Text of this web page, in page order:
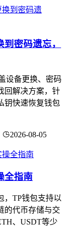
密码遗忘，
设备更换、密码
回解决方案，针
钥快速恢复钱包
2026-08-05
全指南
，TP钱包支持以
的代币存储与交
、USDT等少